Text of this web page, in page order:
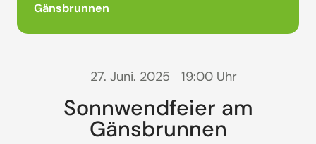
Gänsbrunnen
27. Juni. 2025 19:00 Uhr
Sonnwendfeier am
Gänsbrunnen